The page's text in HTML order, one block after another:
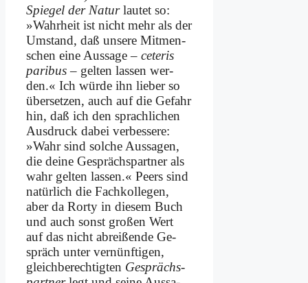
Spie­gel der Na­turlau­tet so:
»Wahr­heit ist nicht mehr als der
Um­stand, daß un­se­re Mit­men­
schen ei­ne Aus­sa­ge – ce­te­ris
pa­ri­bus– gel­ten las­sen wer­
den.« Ich wür­de ihn lie­ber so
über­set­zen, auch auf die Ge­fahr
hin, daß ich den sprach­li­chen
Aus­druck da­bei ver­bes­se­re:
»Wahr sind sol­che Aus­sa­gen,
die dei­ne Ge­sprächs­part­ner als
wahr gel­ten las­sen.« Peers sind
na­tür­lich die Fach­kol­le­gen,
aber da Ror­ty in die­sem Buch
und auch sonst gro­ßen Wert
auf das nicht ab­rei­ßen­de Ge­
spräch un­ter ver­nünf­ti­gen,
gleich­be­rech­tig­ten Ge­sprächs­